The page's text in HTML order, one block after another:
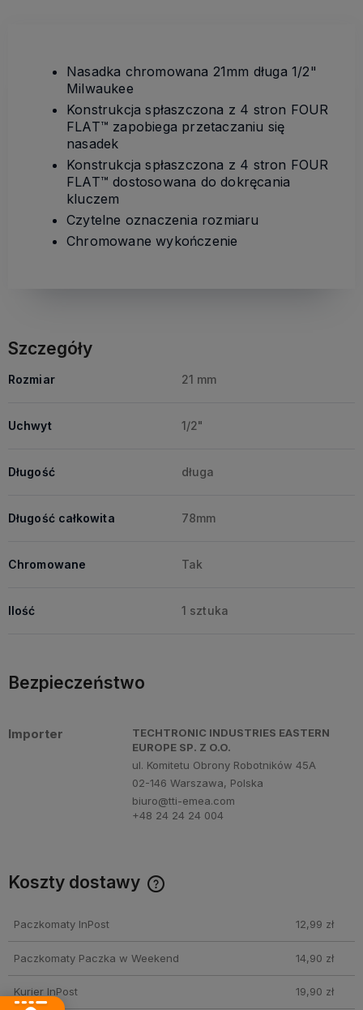
Nasadka chromowana 21mm długa 1/2"
Milwaukee
Konstrukcja spłaszczona z 4 stron FOUR
FLAT™ zapobiega przetaczaniu się
nasadek
Konstrukcja spłaszczona z 4 stron FOUR
FLAT™ dostosowana do dokręcania
kluczem
Czytelne oznaczenia rozmiaru
Chromowane wykończenie
Szczegóły
Rozmiar 21 mm
Uchwyt 1/2"
Długość długa
Długość całkowita 78mm
Chromowane Tak
Ilość 1 sztuka
Bezpieczeństwo
Importer
TECHTRONIC INDUSTRIES EASTERN
EUROPE SP. Z O.O.
ul. Komitetu Obrony Robotników 45A
02-146 Warszawa, Polska
biuro@tti-emea.com
+48 24 24 24 004
Koszty dostawy
Paczkomaty InPost 12,99 zł
Paczkomaty Paczka w Weekend 14,90 zł
Kurier InPost 19,90 zł